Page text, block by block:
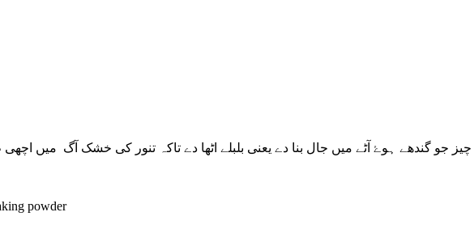
جو گندھے ہوۓ آٹے میں جال بنا دے یعنی بلبلے اٹھا دے تاکہ تنور کی خشک آگ میں
powder